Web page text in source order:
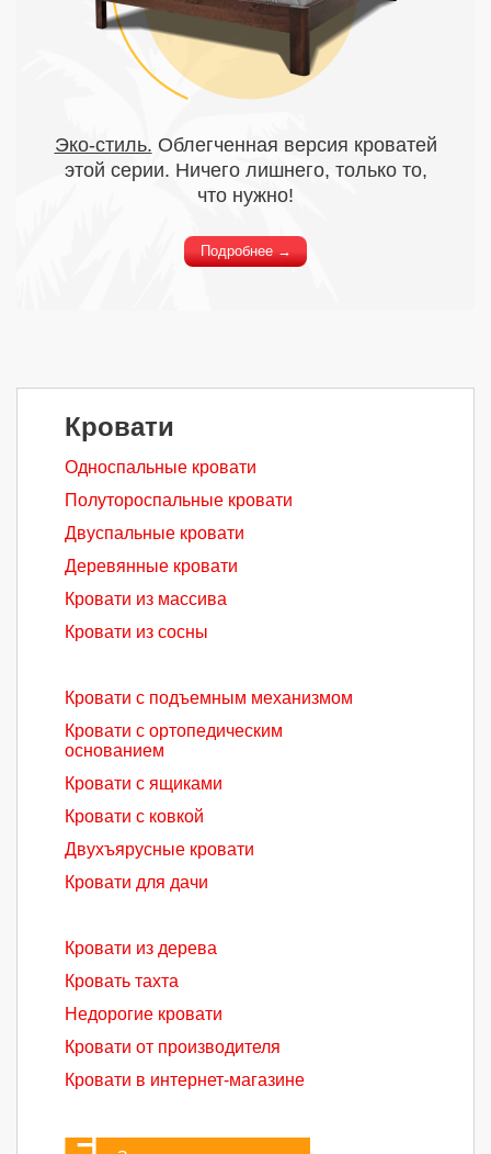
Эко-стиль. Облегченная версия кроватей
этой серии. Ничего лишнего, только то,
что нужно!
Подробнее →
Кровати
Односпальные кровати
Полутороспальные кровати
Двуспальные кровати
Деревянные кровати
Кровати из массива
Кровати из сосны
Кровати с подъемным механизмом
Кровати с ортопедическим
основанием
Кровати с ящиками
Кровати с ковкой
Двухъярусные кровати
Кровати для дачи
Кровати из дерева
Кровать тахта
Недорогие кровати
Кровати от производителя
Кровати в интернет-магазине